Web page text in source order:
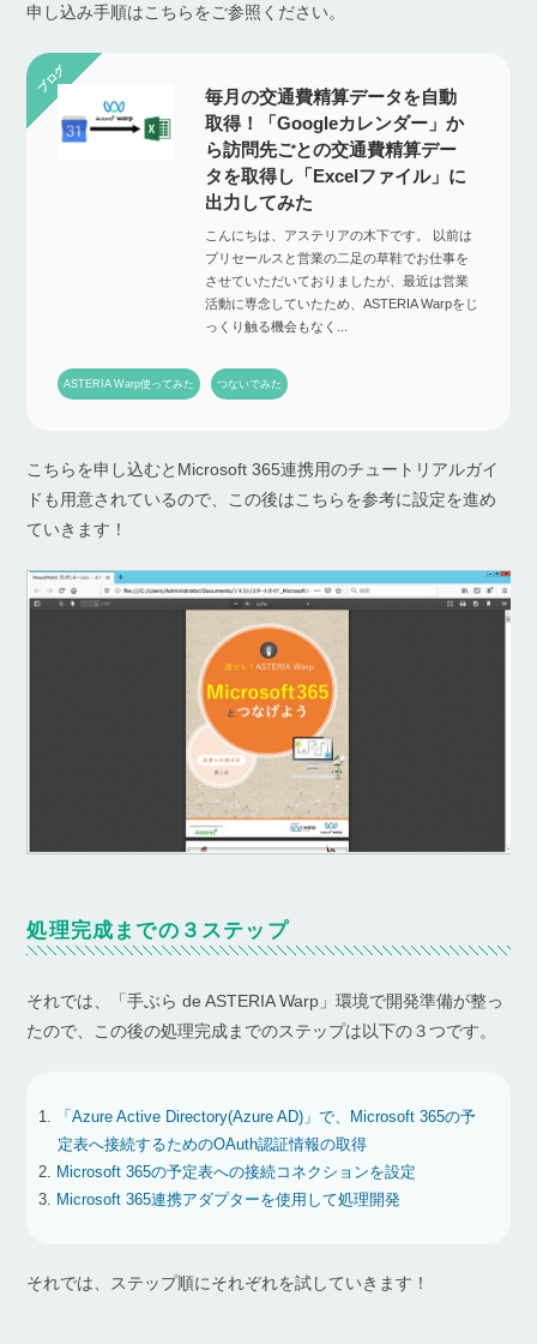
申し込み手順はこちらをご参照ください。
毎月の交通費精算データを自動
取得！「Googleカレンダー」か
ら訪問先ごとの交通費精算デー
タを取得し「Excelファイル」に
出力してみた
こんにちは、アステリアの木下です。 以前は
プリセールスと営業の二足の草鞋でお仕事を
させていただいておりましたが、最近は営業
活動に専念していたため、ASTERIA Warpをじ
っくり触る機会もなく...
ASTERIA Warp使ってみた つないでみた
こちらを申し込むとMicrosoft 365連携用のチュートリアルガイ
ドも用意されているので、この後はこちらを参考に設定を進め
ていきます！
処理完成までの３ステップ
それでは、「手ぶら de ASTERIA Warp」環境で開発準備が整っ
たので、この後の処理完成までのステップは以下の３つです。
「Azure Active Directory(Azure AD)」で、Microsoft 365の予
定表へ接続するためのOAuth認証情報の取得
Microsoft 365の予定表への接続コネクションを設定
Microsoft 365連携アダプターを使用して処理開発
それでは、ステップ順にそれぞれを試していきます！